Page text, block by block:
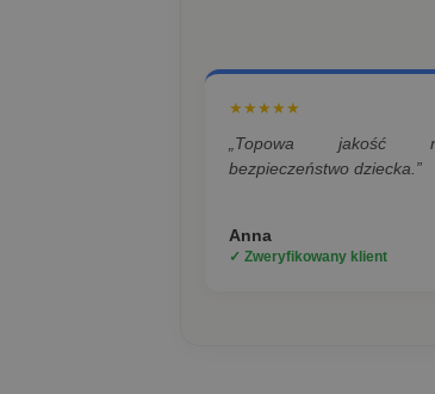
★★★★★
„Topowa jakość
bezpieczeństwo dziecka.”
Anna
✓ Zweryfikowany klient